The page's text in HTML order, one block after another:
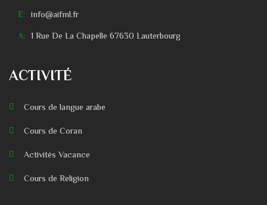
E: info@aifml.fr
A: 1 Rue De La Chapelle 67630 Lauterbourg
ACTIVITÉ
Cours de langue arabe
Cours de Coran
Activités Vacance
Cours de Religion